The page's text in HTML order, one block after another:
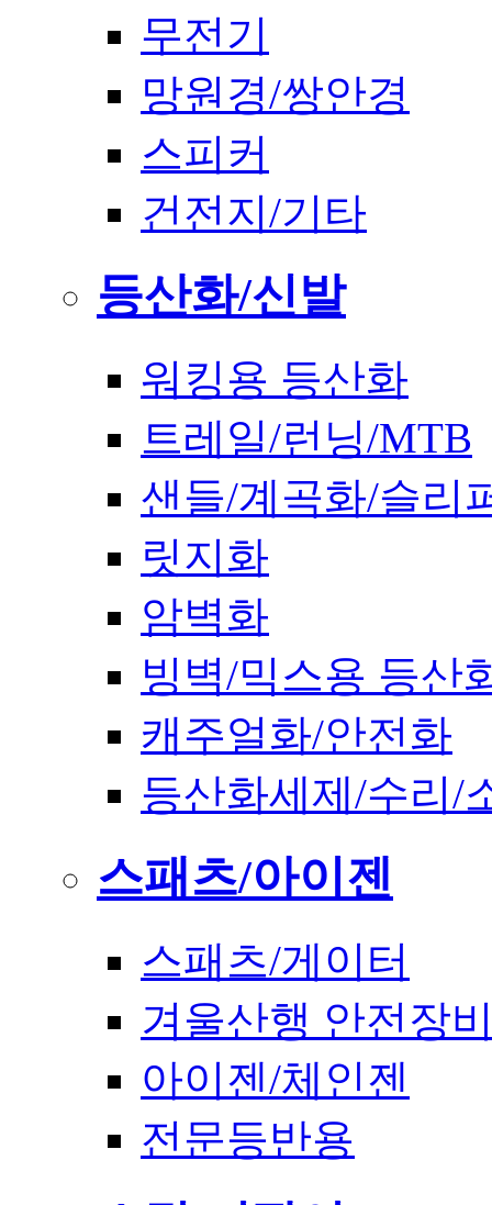
무전기
망원경/쌍안경
스피커
건전지/기타
등산화/신발
워킹용 등산화
트레일/런닝/MTB
샌들/계곡화/슬리
릿지화
암벽화
빙벽/믹스용 등산
캐주얼화/안전화
등산화세제/수리/
스패츠/아이젠
스패츠/게이터
겨울산행 안전장
아이젠/체인젠
전문등반용